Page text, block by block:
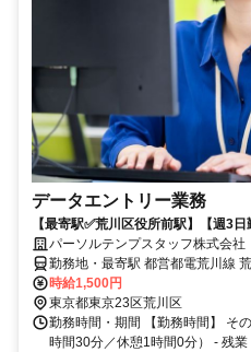
データエントリー業務
【最寄駅✅荒川区役所前駅】【週3
躍中！来年5月末までジム
パーソルテンプスタッフ株式会社
勤務地・最寄駅 都営都電荒川線
時給1,500円
東京都東京23区荒川区
勤務時間・期間 【勤務時間】 そ
時間30分／休憩1時間0分） - 残